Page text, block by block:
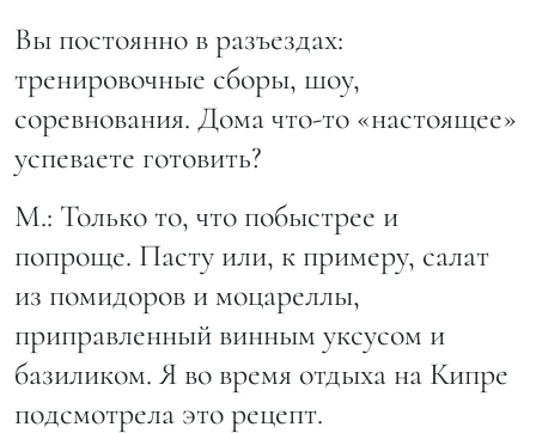
Вы постоянно в разъездах:
тренировочные сборы, шоу,
соревнования. Дома что-то «настоящее»
успеваете готовить?
М.: Только то, что побыстрее и
попроще. Пасту или, к примеру, салат
из помидоров и моцареллы,
приправленный винным уксусом и
базиликом. Я во время отдыха на Кипре
подсмотрела это рецепт.